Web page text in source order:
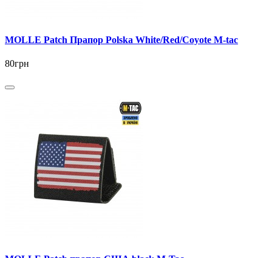
MOLLE Patch Прапор Polska White/Red/Coyote M-tac
80грн